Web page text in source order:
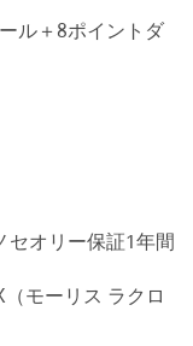
ル＋8ポイントダ
セオリー保証1年間
モーリス ラクロ